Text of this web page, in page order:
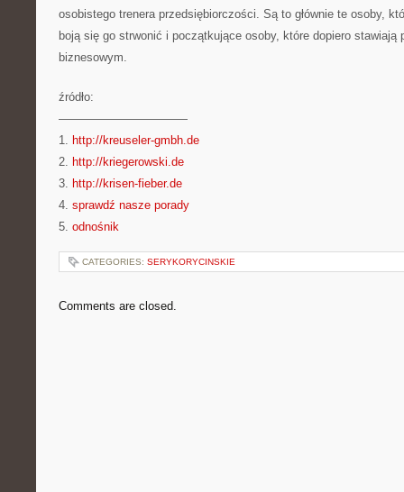
osobistego trenera przedsiębiorczości. Są to głównie te osoby,
boją się go strwonić i początkujące osoby, które dopiero stawiają
biznesowym.
źródło:
———————————
1. http://kreuseler-gmbh.de
2. http://kriegerowski.de
3. http://krisen-fieber.de
4. sprawdź nasze porady
5. odnośnik
CATEGORIES: SERYKORYCINSKIE
Comments are closed.